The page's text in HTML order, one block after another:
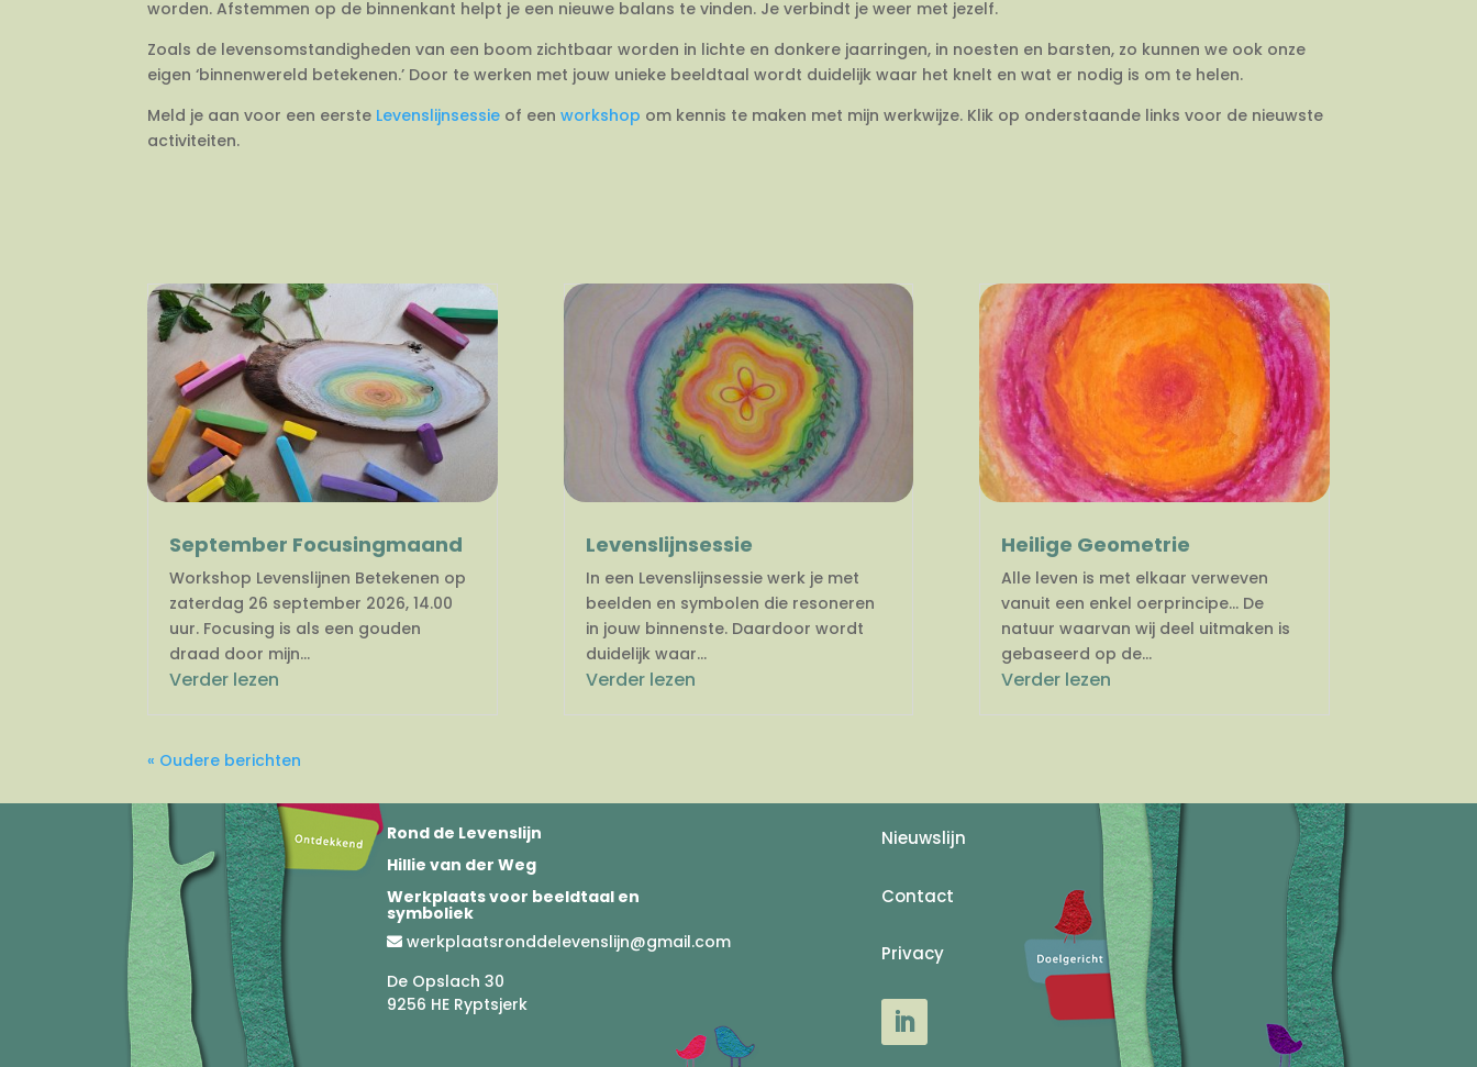
worden. Afstemmen op de binnenkant helpt je een nieuwe balans te vinden. Je verbindt je weer met jezelf.
Zoals de levensomstandigheden van een boom zichtbaar worden in lichte en donkere jaarringen, in noesten en barsten, zo kunnen we ook onze
eigen ‘binnenwereld betekenen.’ Door te werken met jouw unieke beeldtaal wordt duidelijk waar het knelt en wat er nodig is om te helen.
Meld je aan voor een eerste Levenslijnsessie of eenworkshop om kennis te maken met mijn werkwijze. Klik op onderstaande links voor de nieuwste
activiteiten.
September Focusingmaand
Workshop Levenslijnen Betekenen op
zaterdag 26 september 2026, 14.00
uur. Focusing is als een gouden
draad door mijn...
Verder lezen
Levenslijnsessie
In een Levenslijnsessie werk je met
beelden en symbolen die resoneren
in jouw binnenste. Daardoor wordt
duidelijk waar...
Verder lezen
Heilige Geometrie
Alle leven is met elkaar verweven
vanuit een enkel oerprincipe… De
natuur waarvan wij deel uitmaken is
gebaseerd op de...
Verder lezen
« Oudere berichten
Rond de Levenslijn
Hillie van der Weg
Werkplaats voor beeldtaal en
symboliek
werkplaatsronddelevenslijn@gmail.com
De Opslach 30
9256 HE Ryptsjerk
Nieuwslijn
Contact
Privacy